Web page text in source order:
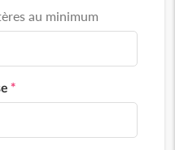
au minimum
*